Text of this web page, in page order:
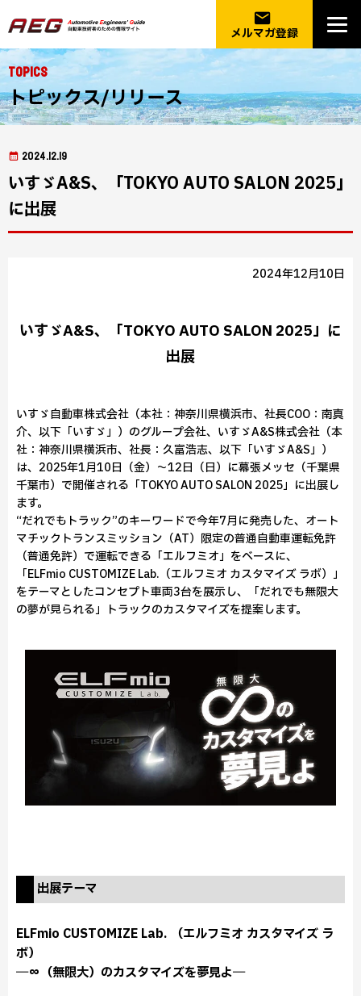
email
メルマガ登録
Topics
トピックス/リリース
2024.12.19
いすゞA&S、「TOKYO AUTO SALON 2025」
に出展
2024年12月10日
いすゞA&S、「TOKYO AUTO SALON 2025」に
出展
いすゞ自動車株式会社（本社：神奈川県横浜市、社長COO：南真
介、以下「いすゞ」）のグループ会社、いすゞA&S株式会社（本
社：神奈川県横浜市、社長：久富浩志、以下「いすゞA&S」）
は、2025年1月10日（金）～12日（日）に幕張メッセ（千葉県
千葉市）で開催される「TOKYO AUTO SALON 2025」に出展し
ます。
“だれでもトラック”のキーワードで今年7月に発売した、オート
マチックトランスミッション（AT）限定の普通自動車運転免許
（普通免許）で運転できる「エルフミオ」をベースに、
「ELFmio CUSTOMIZE Lab.（エルフミオ カスタマイズ ラボ）」
をテーマとしたコンセプト車両3台を展示し、「だれでも無限大
の夢が見られる」トラックのカスタマイズを提案します。
出展テーマ
ELFmio CUSTOMIZE Lab. （エルフミオ カスタマイズ ラ
ボ）
―∞（無限大）のカスタマイズを夢見よ―